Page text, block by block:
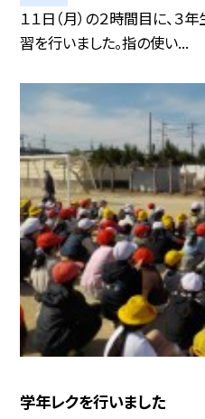
１１日（月）の２時間目に、
習を行いました。指の使い...
学年レクを行いました